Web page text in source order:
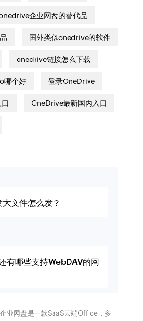
企业网盘的替代品
国外类似onedrive的软件
onedrive链接怎么下载
哪个好 登录OneDrive
OneDrive最新国内入口
文件怎么发？
有哪些支持WebDAV的网
业网盘是一款SaaS云端Office，多